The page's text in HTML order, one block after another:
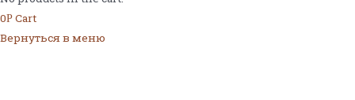
0Р Cart
Вернуться в меню